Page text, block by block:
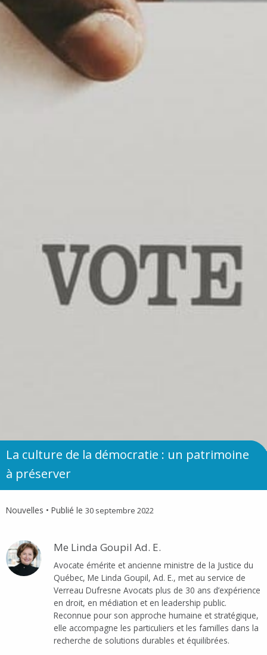
La culture de la démocratie : un patrimoine
à préserver
Nouvelles • Publié le 30 septembre 2022
Me Linda Goupil Ad. E.
Avocate émérite et ancienne ministre de la Justice du
Québec, Me Linda Goupil, Ad. E., met au service de
Verreau Dufresne Avocats plus de 30 ans d’expérience
en droit, en médiation et en leadership public.
Reconnue pour son approche humaine et stratégique,
elle accompagne les particuliers et les familles dans la
recherche de solutions durables et équilibrées.